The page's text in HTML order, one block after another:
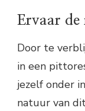
Ervaar de
Door te
in een
jezelf onder
natuur van